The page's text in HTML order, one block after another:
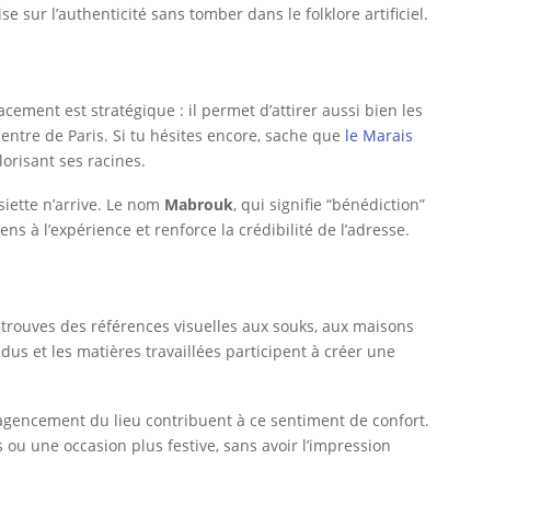
sur l’authenticité sans tomber dans le folklore artificiel.
est stratégique : il permet d’attirer aussi bien les
de Paris. Si tu hésites encore, sache que le Marais
ses racines.
n’arrive. Le nom Mabrouk, qui signifie “bénédiction”
à l’expérience et renforce la crédibilité de l’adresse.
des références visuelles aux souks, aux maisons
et les matières travaillées participent à créer une
du lieu contribuent à ce sentiment de confort.
une occasion plus festive, sans avoir l’impression